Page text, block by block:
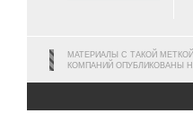
МАТЕРИАЛЫ С ТАКОЙ
КОМПАНИЙ ОПУБЛИКОВАНЫ